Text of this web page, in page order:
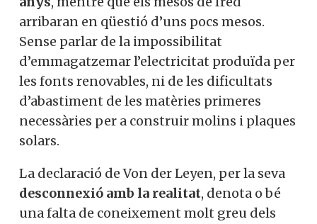
arribaran en qüestió d’uns pocs mesos.
Sense parlar de la impossibilitat
d’emmagatzemar l’electricitat produïda per
les fonts renovables, ni de les dificultats
d’abastiment de les matèries primeres
necessàries per a construir molins i plaques
solars.
La declaració de Von der Leyen, per la seva
desconnexió amb la realitat, denota o bé
una falta de coneixement molt greu dels